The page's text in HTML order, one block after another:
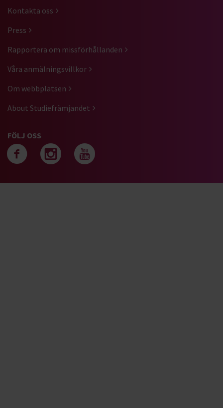
Kontakta oss
Press
Rapportera om missförhållanden
Våra anmälningsvillkor
Om webbplatsen
About Studiefrämjandet
FÖLJ OSS
Följ oss på facebook
Följ oss på
Följ oss på